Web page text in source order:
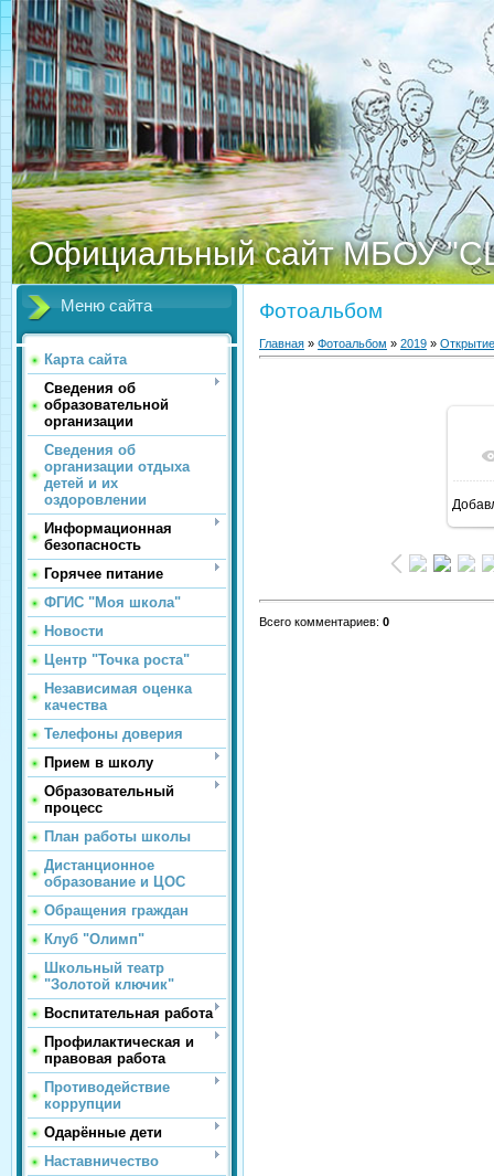
Официальный сайт МБОУ
Меню сайта
Карта сайта
Сведения об
образовательной
организации
Сведения об
организации отдыха
детей и их
оздоровлении
Информационная
безопасность
Горячее питание
ФГИС "Моя школа"
Новости
Центр "Точка роста"
Независимая оценка
качества
Телефоны доверия
Прием в школу
Образовательный
процесс
План работы школы
Дистанционное
образование и ЦОС
Обращения граждан
Клуб "Олимп"
Школьный театр
"Золотой ключик"
Воспитательная работа
Профилактическая и
правовая работа
Противодействие
коррупции
Одарённые дети
Наставничество
Фотоальбом
Главная » Фотоальбом » 2019 »
Всего комментариев: 0